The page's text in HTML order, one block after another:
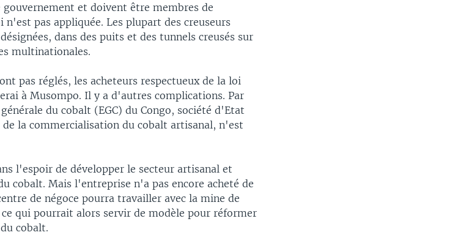
gouvernement et doivent être membres de
n'est pas appliquée. Les plupart des creuseurs
dans des puits et des tunnels creusés sur
multinationales.
pas réglés, les acheteurs respectueux de la loi
à Musompo. Il y a d'autres complications. Par
du cobalt (EGC) du Congo, société d'Etat
la commercialisation du cobalt artisanal, n'est
l'espoir de développer le secteur artisanal et
cobalt. Mais l'entreprise n'a pas encore acheté de
de négoce pourra travailler avec la mine de
qui pourrait alors servir de modèle pour réformer
cobalt.